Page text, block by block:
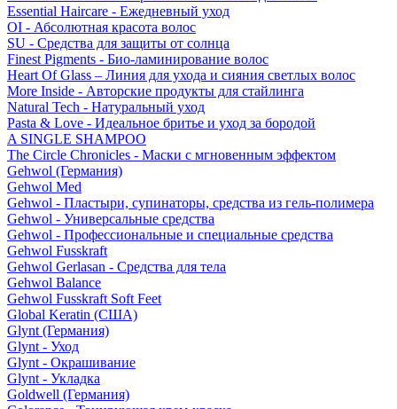
Essential Haircare - Eжедневный уход
OI - Абсолютная красота волос
SU - Средства для защиты от солнца
Finest Pigments - Био-ламинирование волос
Heart Of Glass – Линия для ухода и сияния светлых волос
More Inside - Авторские продукты для стайлинга
Natural Tech - Натуральный уход
Pasta & Love - Идеальное бритье и уход за бородой
A SINGLE SHAMPOO
The Circle Chronicles - Маски с мгновенным эффектом
Gehwol (Германия)
Gehwol Med
Gehwol - Пластыри, супинаторы, средства из гель-полимера
Gehwol - Универсальные средства
Gehwol - Профессиональные и специальные средства
Gehwol Fusskraft
Gehwol Gerlasan - Средства для тела
Gehwol Balance
Gehwol Fusskraft Soft Feet
Global Keratin (США)
Glynt (Германия)
Glynt - Уход
Glynt - Окрашивание
Glynt - Укладка
Goldwell (Германия)